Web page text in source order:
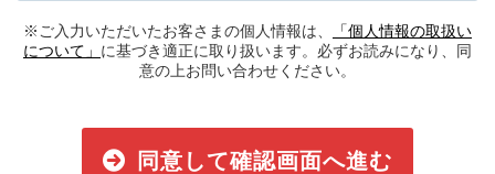
※ご入力いただいたお客さまの個人情報は、
「個人情報の取扱い
について」 に基づき適正に取り扱います。必ずお読みになり、同
意の上お問い合わせください。
同意して確認画面へ進む